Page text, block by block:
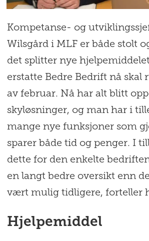
Kompetanse- og
Wilsgård i MLF er både stolt
det splitter nye
erstatte Bedre Bedrift nå skal
av februar. Nå har alt blitt
skyløsninger, og man har i
mange nye funksjoner som
sparer både tid og penger. I
dette for den enkelte
en langt bedre oversikt enn
vært mulig tidligere, forteller
Hjelpemiddel